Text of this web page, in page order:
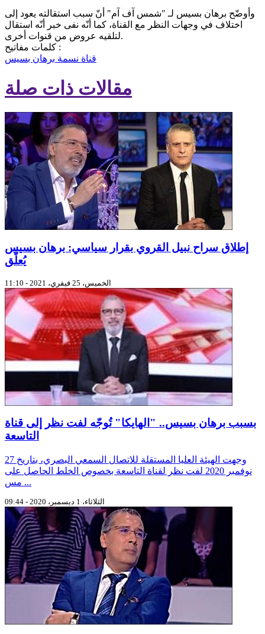
وأوضّح برهان بسيس لـ "شمس آف آم" أنّ سبب استقالته يعود إلى
اختلاف في وجهات النظر مع القناة، كما أنّه نفى خبر أنّه استقال
لتلقيه عروض من قنوات أخرى.
كلمات مفاتيح :
قناة نسمة برهان بسيس
مقالات ذات صلة
إطلاق سراح نبيل القروي بقرار سياسي: برهان بسيس
يُعلّق
الخميس، 25 فيفري، 2021 - 11:10
بسبب برهان بسيس.. "الهايكا" تُوجّه لفت نظر إلى قناة
التاسعة
وجهت الهيئة العليا المستقلة للاتصال السمعي البصري، بتاريخ 27
نوفمبر 2020 لفت نظر لقناة التاسعة بخصوص الخلط الحاصل على
مس ...
الثلاثاء، 1 ديسمبر، 2020 - 09:44